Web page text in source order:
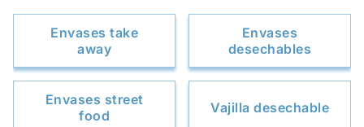
Envases take
away
Envases
desechables
Envases street
food
Vajilla desechable